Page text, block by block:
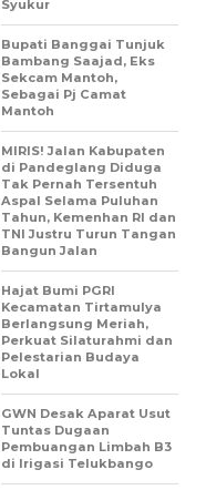
Syukur
Bupati Banggai Tunjuk
Bambang Saajad, Eks
Sekcam Mantoh,
Sebagai Pj Camat
Mantoh
MIRIS! Jalan Kabupaten
di Pandeglang Diduga
Tak Pernah Tersentuh
Aspal Selama Puluhan
Tahun, Kemenhan RI dan
TNI Justru Turun Tangan
Bangun Jalan
Hajat Bumi PGRI
Kecamatan Tirtamulya
Berlangsung Meriah,
Perkuat Silaturahmi dan
Pelestarian Budaya
Lokal
GWN Desak Aparat Usut
Tuntas Dugaan
Pembuangan Limbah B3
di Irigasi Telukbango